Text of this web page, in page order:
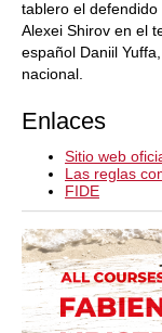
tablero el
Alexei Shirov en el
español Daniil
nacional.
Enlaces
Sitio web
Las reglas
FIDE